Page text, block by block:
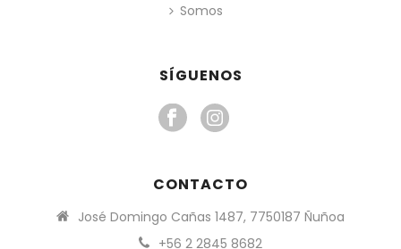
Somos
SÍGUENOS
CONTACTO
José Domingo Cañas 1487, 7750187 Ñuñoa
+56 2 2845 8682